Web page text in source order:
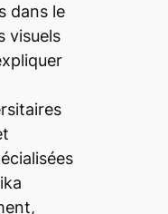
dans le
visuels